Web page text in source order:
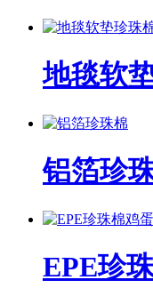
地毯软
铝箔珍
EPE珍